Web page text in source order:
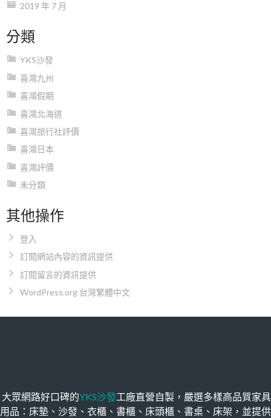
2019 年 7 月
分類
YKS沙發
喜鴻九州
喜鴻假期
喜鴻北海道
喜鴻旅行社評價
喜鴻日本
喜鴻評價
未分類
其他操作
登入
訂閱網站內容的資訊提供
訂閱留言的資訊提供
WordPress.org 台灣繁體中文
大眾網路好口碑的YKS沙發工廠直營自製，嚴選多樣高品質家具
用品：床墊、沙發、衣櫃、書櫃、床頭櫃、書桌、床架，並提供